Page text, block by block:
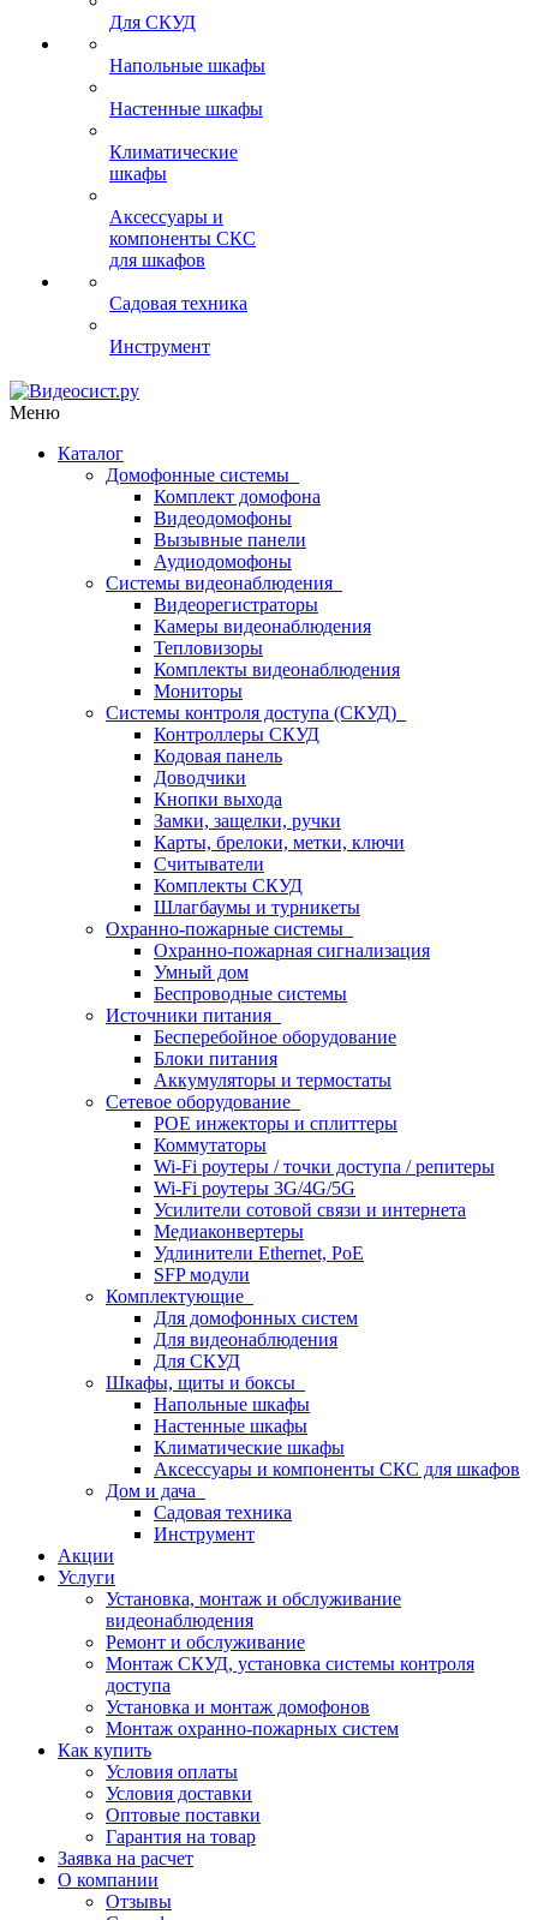
Для СКУД
Напольные шкафы
Настенные шкафы
Климатические
шкафы
Аксессуары и
компоненты СКС
для шкафов
Садовая техника
Инструмент
Меню
Каталог
Домофонные системы
Комплект домофона
Видеодомофоны
Вызывные панели
Аудиодомофоны
Системы видеонаблюдения
Видеорегистраторы
Камеры видеонаблюдения
Тепловизоры
Комплекты видеонаблюдения
Мониторы
Системы контроля доступа (СКУД)
Контроллеры СКУД
Кодовая панель
Доводчики
Кнопки выхода
Замки, защелки, ручки
Карты, брелоки, метки, ключи
Считыватели
Комплекты СКУД
Шлагбаумы и турникеты
Охранно-пожарные системы
Охранно-пожарная сигнализация
Умный дом
Беспроводные системы
Источники питания
Бесперебойное оборудование
Блоки питания
Аккумуляторы и термостаты
Сетевое оборудование
POE инжекторы и сплиттеры
Коммутаторы
Wi-Fi роутеры / точки доступа / репитеры
Wi-Fi роутеры 3G/4G/5G
Усилители сотовой связи и интернета
Медиаконвертеры
Удлинители Ethernet, PoE
SFP модули
Комплектующие
Для домофонных систем
Для видеонаблюдения
Для СКУД
Шкафы, щиты и боксы
Напольные шкафы
Настенные шкафы
Климатические шкафы
Аксессуары и компоненты СКС для шкафов
Дом и дача
Садовая техника
Инструмент
Акции
Услуги
Установка, монтаж и обслуживание
видеонаблюдения
Ремонт и обслуживание
Монтаж СКУД, установка системы контроля
доступа
Установка и монтаж домофонов
Монтаж охранно-пожарных систем
Как купить
Условия оплаты
Условия доставки
Оптовые поставки
Гарантия на товар
Заявка на расчет
О компании
Отзывы